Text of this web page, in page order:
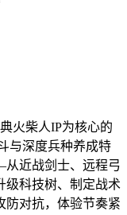
火柴人IP为核心的
与深度兵种养成特
近战剑士、远程弓
级科技树、制定战术
防对抗，体验节奏紧